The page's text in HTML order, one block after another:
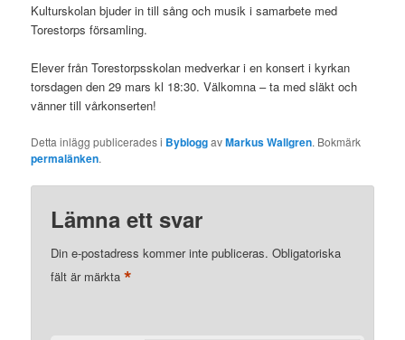
Kulturskolan bjuder in till sång och musik i samarbete med
Torestorps församling.
Elever från Torestorpsskolan medverkar i en konsert i kyrkan
torsdagen den 29 mars kl 18:30. Välkomna – ta med släkt och
vänner till vårkonserten!
Detta inlägg publicerades i BybloggavMarkus Wallgren. Bokmärk
permalänken.
Lämna ett svar
Din e-postadress kommer inte publiceras. Obligatoriska
fält är märkta*